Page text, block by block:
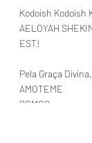
Kodoish Kodoish
AELOYAH
EST!
Pela Graça
AMOTEME
SOMOS